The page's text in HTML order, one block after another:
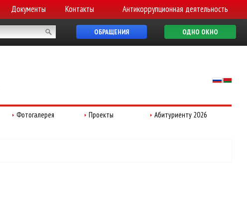
Документы Контакты Антикоррупционная деятельность
ОБРАЩЕНИЯ ОДНО ОКНО
Фотогалерея Проекты Абитуриенту 2026